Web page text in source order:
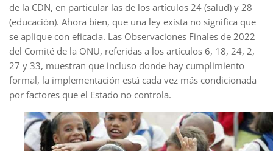
de la CDN, en particular las de los artículos 24 (salud) y 28
(educación). Ahora bien, que una ley exista no significa que
se aplique con eficacia. Las Observaciones Finales de 2022
del Comité de la ONU, referidas a los artículos 6, 18, 24, 2,
27 y 33, muestran que incluso donde hay cumplimiento
formal, la implementación está cada vez más condicionada
por factores que el Estado no controla.